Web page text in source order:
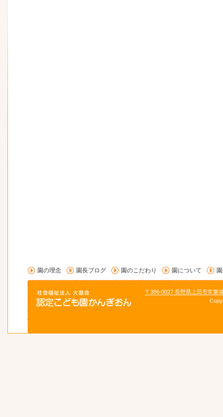
園の理念 園長ブログ 園のこだわり 園について
〒386-0027 長野県上田市常磐